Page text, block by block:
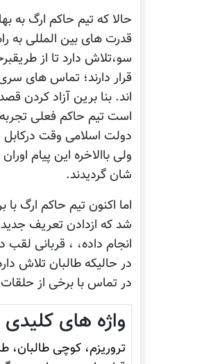
حالا که تیم حاکم ارگ به
قدرت های بین المللی به
سو،تلاش دارد تا از
قرار دارند؛ تماس های
اند. بنا برین آزاد کردن
است تیم حاکم فعلی
دولت اسلامی وقت درکابل
ولی باالاخره این پیام
شان گردیدند.
اما اکنون تیم حاکم ارگ
شد که ازدادن تعریف جدید
انجام داده، ، قربانی
در حالیکه طالبان تلاش
در تماس با برخی از حلقات
واژه های کلیدی
تروريزم، کوچی طالبان،